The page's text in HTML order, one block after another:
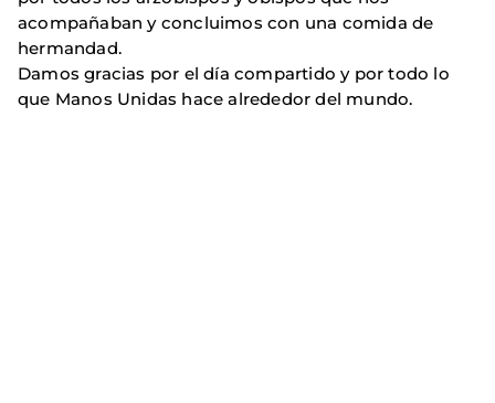
acompañaban y concluimos con una comida de
hermandad.
Damos gracias por el día compartido y por todo lo
que Manos Unidas hace alrededor del mundo.